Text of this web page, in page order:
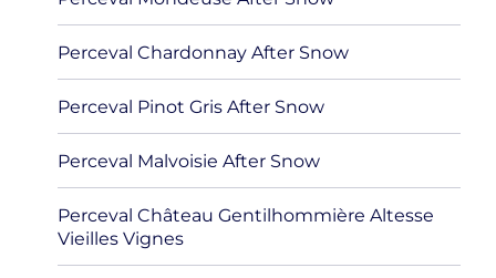
Perceval Chardonnay After Snow
Perceval Pinot Gris After Snow
Perceval Malvoisie After Snow
Perceval Château Gentilhommière Altesse
Vieilles Vignes